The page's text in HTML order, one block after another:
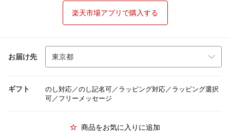
楽天市場アプリで購入する
お届け先
ギフト
のし対応／のし記名可／ラッピング対応／ラッピング選択
可／フリーメッセージ
商品をお気に入りに追加